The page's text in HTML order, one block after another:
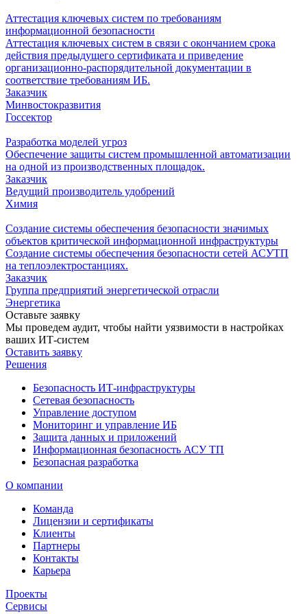
Аттестация ключевых систем по требованиям
информационной безопасности
Аттестация ключевых систем в связи с окончанием срока
действия предыдущего сертификата и приведение
организационно-распорядительной документации в
соответствие требованиям ИБ.
Заказчик
Минвостокразвития
Госсектор
Разработка моделей угроз
Обеспечение защиты систем промышленной автоматизации
на одной из производственных площадок.
Заказчик
Ведущий производитель удобрений
Химия
Создание системы обеспечения безопасности значимых
объектов критической информационной инфраструктуры
Создание системы обеспечения безопасности сетей АСУТП
на теплоэлектростанциях.
Заказчик
Группа предприятий энергетической отрасли
Энергетика
Оставьте заявку
Мы проведем аудит, чтобы найти уязвимости в настройках
ваших ИТ-систем
Оставить заявку
Решения
Безопасность ИТ-инфраструктуры
Сетевая безопасность
Управление доступом
Мониторинг и управление ИБ
Защита данных и приложений
Информационная безопасность АСУ ТП
Безопасная разработка
О компании
Команда
Лицензии и сертификаты
Клиенты
Партнеры
Контакты
Карьера
Проекты
Сервисы